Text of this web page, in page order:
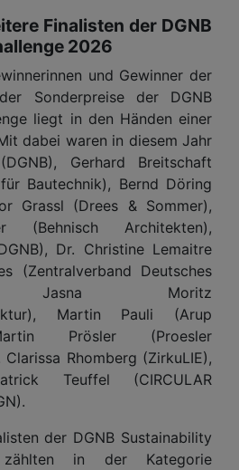
Finalisten der DGNB
2026
und Gewinner der
Sonderpreise der DGNB
liegt in den Händen einer
dabei waren in diesem Jahr
Gerhard Breitschaft
Bautechnik), Bernd Döring
Grassl (Drees & Sommer),
(Behnisch Architekten),
Dr. Christine Lemaitre
(Zentralverband Deutsches
Jasna Moritz
Martin Pauli (Arup
Prösler (Proesler
Rhomberg (ZirkuLIE),
Teuffel (CIRCULAR
der DGNB Sustainability
in der Kategorie